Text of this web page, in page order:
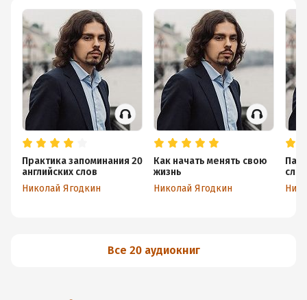
Практика запоминания 20
английских слов
Николай Ягодкин
Как начать менять свою
жизнь
Николай Ягодкин
Все 20 аудиокниг